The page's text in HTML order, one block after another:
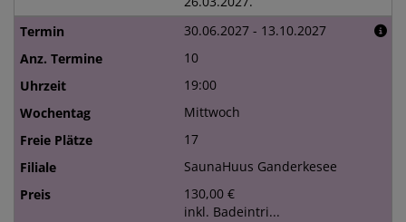
30.06.2027 - 13.10.2027
10
19:00
Mittwoch
17
SaunaHuus Ganderkesee
130,00 €
inkl. Badeintri...